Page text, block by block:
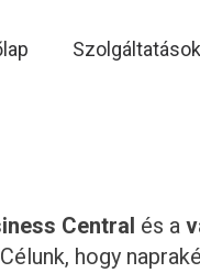
Szolgáltatások
Central és a
hogy